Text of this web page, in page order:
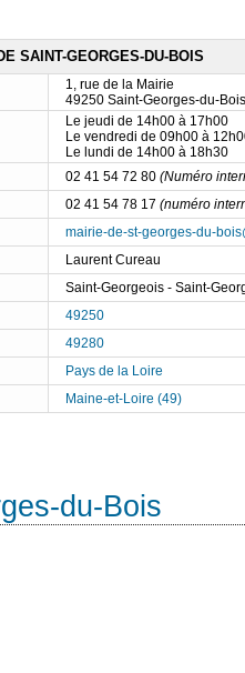
SAINT-GEORGES-DU-BOIS
1, rue de la Mairie
49250 Saint-Georges-du-Bois
Le jeudi de 14h00 à 17h00
Le vendredi de 09h00 à
Le lundi de 14h00 à 18h30
02 41 54 72 80 (Numéro
02 41 54 78 17 (numéro
mairie-de-st-georges-du-
Laurent Cureau
Saint-Georgeois - Saint-
49250
49280
Pays de la Loire
Maine-et-Loire (49)
du-Bois